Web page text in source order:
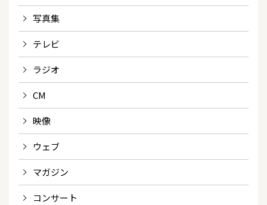
写真集
テレビ
ラジオ
CM
映像
ウェブ
マガジン
コンサート